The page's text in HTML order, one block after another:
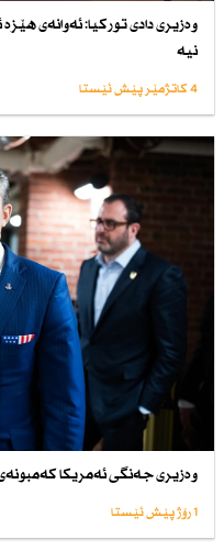
وەزیری دادی توركیا: ئەوانەی
نیە
4 کاتژمێر پێش ئێستا
وەزیری جەنگی ئەمریكا
1 رۆژ پێش ئێستا